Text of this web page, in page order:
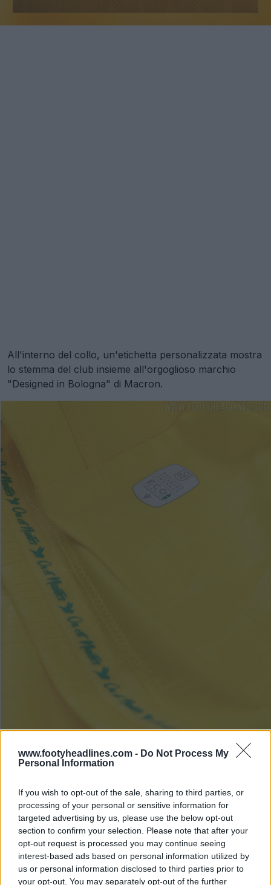
www.footyheadlines.com - Do Not Process My
Personal Information
If you wish to opt-out of the sale, sharing to third parties, or
processing of your personal or sensitive information for
targeted advertising by us, please use the below opt-out
section to confirm your selection. Please note that after your
opt-out request is processed you may continue seeing
interest-based ads based on personal information utilized by
us or personal information disclosed to third parties prior to
your opt-out. You may separately opt-out of the further
All'interno del collo, un'etichetta personalizzata mostra
lo stemma del club insieme all'orgoglioso marchio
"Designed in Bologna" di Macron.